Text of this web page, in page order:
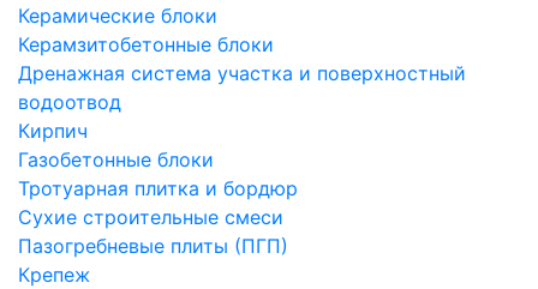
Керамические блоки
Керамзитобетонные блоки
Дренажная система участка и поверхностный
водоотвод
Кирпич
Газобетонные блоки
Тротуарная плитка и бордюр
Сухие строительные смеси
Пазогребневые плиты (ПГП)
Крепеж